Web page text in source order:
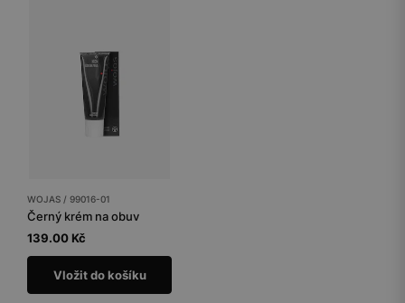
WOJAS / 99016-01
Černý krém na obuv
139.00 Kč
Vložit do košíku